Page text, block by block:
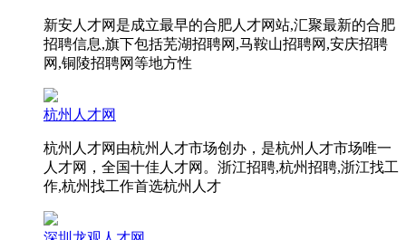
新安人才网是成立最早的合肥人才网站,汇聚最新的合肥
招聘信息,旗下包括芜湖招聘网,马鞍山招聘网,安庆招聘
网,铜陵招聘网等地方性
杭州人才网
杭州人才网由杭州人才市场创办，是杭州人才市场唯一
人才网，全国十佳人才网。浙江招聘,杭州招聘,浙江找工
作,杭州找工作首选杭州人才